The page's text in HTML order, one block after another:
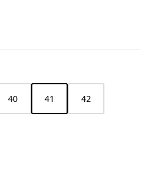
40 41 42
den gewünschten